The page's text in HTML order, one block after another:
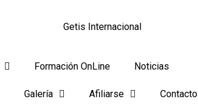
Formación OnLine Noticias
Galería Afiliarse Contacto